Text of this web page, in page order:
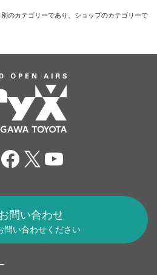
のカテゴリーであり、ショップのカテゴリーで
Facebook
X YouTube
問い合わせ
問い合わせください